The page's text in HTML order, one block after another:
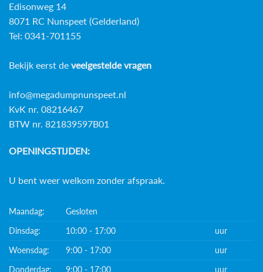
Edisonweg 14
8071 RC Nunspeet (Gelderland)
Tel: 0341-701155
Bekijk eerst de veelgestelde vragen
info@megadumpnunspeet.nl
KvK nr. 08216467
BTW nr. 821839597B01
OPENINGSTIJDEN:
U bent weer welkom zonder afspraak.
Maandag:
Gesloten
Dinsdag:
10:00 - 17:00
uur
Woensdag:
9:00 - 17:00
uur
Donderdag:
9:00 - 17:00 uur